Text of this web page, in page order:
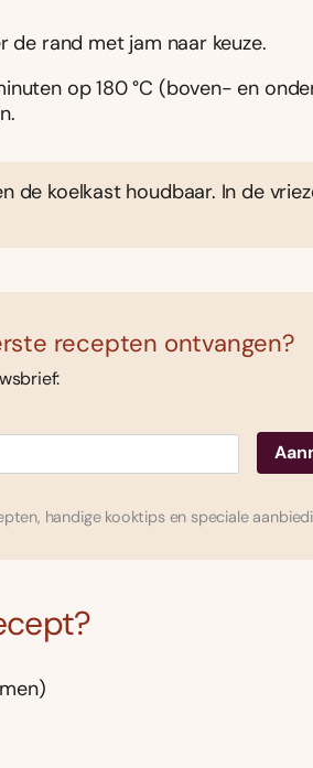
rand met jam naar keuze.
op 180 °C (boven- en
de koelkast houdbaar. In de
recepten ontvangen?
handige kooktips en speciale